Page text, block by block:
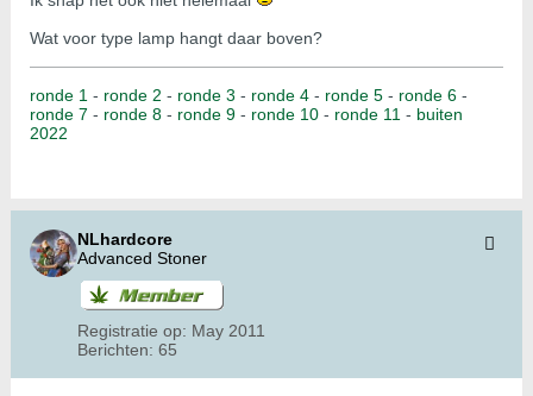
Wat voor type lamp hangt daar boven?
ronde 1 - ronde 2 - ronde 3 - ronde 4 - ronde 5 - ronde 6 -
ronde 7 - ronde 8 - ronde 9 - ronde 10 - ronde 11 - buiten
2022
NLhardcore
Advanced Stoner
Registratie op: May 2011
Berichten: 65